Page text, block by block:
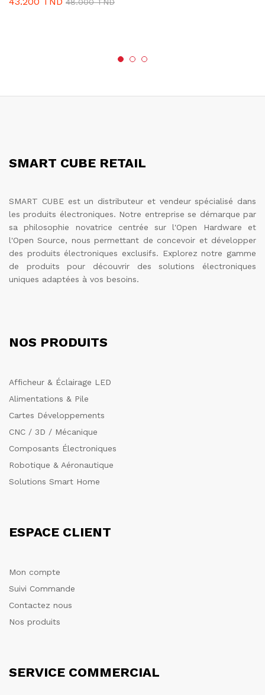
48.000TND
SMART CUBE RETAIL
SMART CUBE est un distributeur et vendeur spécialisé dans
les produits électroniques. Notre entreprise se démarque par
sa philosophie novatrice centrée sur l'Open Hardware et
l'Open Source, nous permettant de concevoir et développer
des produits électroniques exclusifs. Explorez notre gamme
de produits pour découvrir des solutions électroniques
uniques adaptées à vos besoins.
NOS PRODUITS
Afficheur & Éclairage LED
Alimentations & Pile
Cartes Développements
CNC / 3D / Mécanique
Composants Électroniques
Robotique & Aéronautique
Solutions Smart Home
ESPACE CLIENT
Mon compte
Suivi Commande
Contactez nous
Nos produits
SERVICE COMMERCIAL